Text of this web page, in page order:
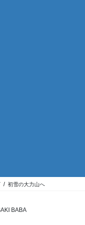
初雪の大力山へ
BABA